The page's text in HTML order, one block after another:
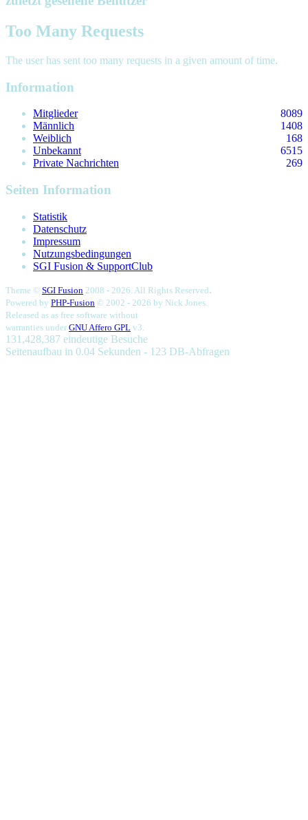
Too Many Requests
The user has sent too many requests in a given amount of time.
Information
Mitglieder
8089
Männlich
1408
Weiblich
168
Unbekannt
6515
Private Nachrichten
269
Seiten Information
Statistik
Datenschutz
Impressum
Nutzungsbedingungen
SGI Fusion & SupportClub
Theme © SGI Fusion 2008 - 2026. All Rights Reserved.
Powered by PHP-Fusion © 2002 - 2026 by Nick Jones.
Released as as free software without
warranties under GNU Affero GPL v3.
131,428,387 eindeutige Besuche
Seitenaufbau in 0.04 Sekunden - 123 DB-Abfragen